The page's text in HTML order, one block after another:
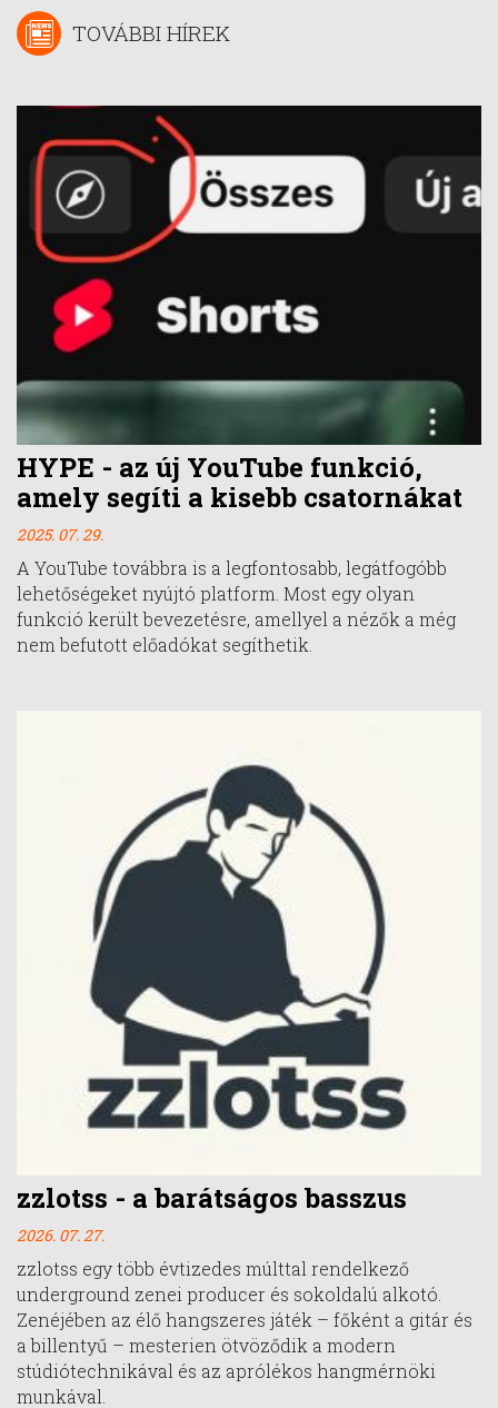
TOVÁBBI HÍREK
HYPE - az új YouTube funkció,
amely segíti a kisebb csatornákat
2025. 07. 29.
A YouTube továbbra is a legfontosabb, legátfogóbb
lehetőségeket nyújtó platform. Most egy olyan
funkció került bevezetésre, amellyel a nézők a még
nem befutott előadókat segíthetik.
zzlotss - a barátságos basszus
2026. 07. 27.
zzlotss egy több évtizedes múlttal rendelkező
underground zenei producer és sokoldalú alkotó.
Zenéjében az élő hangszeres játék – főként a gitár és
a billentyű – mesterien ötvöződik a modern
stúdiótechnikával és az aprólékos hangmérnöki
munkával.